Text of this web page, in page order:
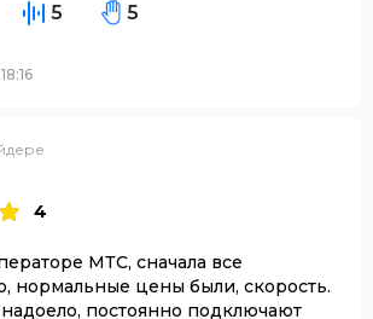
5
5
4
МТС, сначала все
нормальные цены были, скорость.
постоянно подключают